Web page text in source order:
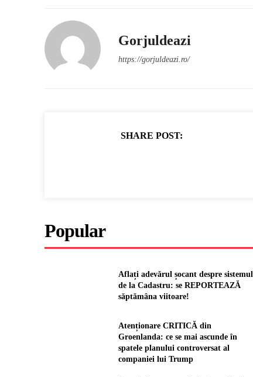
Gorjuldeazi
https://gorjuldeazi.ro/
SHARE POST:
Popular
Aflați adevărul șocant despre sistemul
de la Cadastru: se REPORTEAZĂ
săptămâna viitoare!
Atenționare CRITICĂ din
Groenlanda: ce se mai ascunde în
spatele planului controversat al
companiei lui Trump